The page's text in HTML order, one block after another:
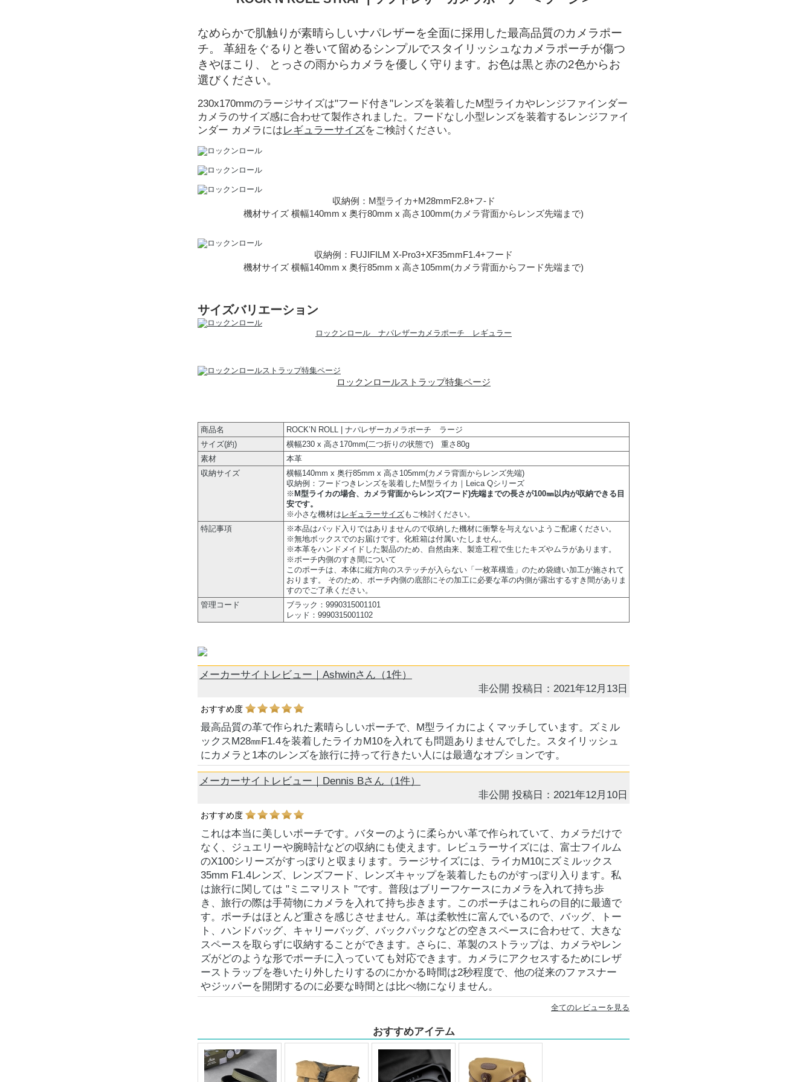
なめらかで肌触りが素晴らしいナパレザーを全面に採用した最高品質のカメラポー
チ。 革紐をぐるりと巻いて留めるシンプルでスタイリッシュなカメラポーチが傷つ
きやほこり、 とっさの雨からカメラを優しく守ります。お色は黒と赤の2色からお
選びください。
230x170mmのラージサイズは"フード付き"レンズを装着したM型ライカやレンジファインダー
カメラのサイズ感に合わせて製作されました。フードなし小型レンズを装着するレンジファイ
ンダー カメラにはレギュラーサイズをご検討ください。
収納例：M型ライカ+M28mmF2.8+フ-ド
機材サイズ 横幅140mm x 奥行80mm x 高さ100mm(カメラ背面からレンズ先端まで)
収納例：FUJIFILM X-Pro3+XF35mmF1.4+フード
機材サイズ 横幅140mm x 奥行85mm x 高さ105mm(カメラ背面からフード先端まで)
サイズバリエーション
ロックンロール ナパレザーカメラポーチ レギュラー
ロックンロールストラップ特集ページ
商品名
ROCK’N ROLL | ナパレザーカメラポーチ ラージ
サイズ(約)
横幅230 x 高さ170mm(二つ折りの状態で) 重さ80g
素材
本革
収納サイズ
横幅140mm x 奥行85mm x 高さ105mm(カメラ背面からレンズ先端)
収納例：フードつきレンズを装着したM型ライカ｜Leica Qシリーズ
※ M型ライカの場合、カメラ背面からレンズ(フード)先端までの長さが100㎜以内が収納できる目
安です。
※小さな機材は レギュラーサイズもご検討ください。
特記事項
※本品はパッド入りではありませんので収納した機材に衝撃を与えないようご配慮ください。
※無地ボックスでのお届けです。化粧箱は付属いたしません。
※本革をハンドメイドした製品のため、自然由来、製造工程で生じたキズやムラがあります。
※ポーチ内側のすき間について
このポーチは、本体に縦方向のステッチが入らない「一枚革構造」のため袋縫い加工が施されて
おります。 そのため、ポーチ内側の底部にその加工に必要な革の内側が露出するすき間がありま
すのでご了承ください。
管理コード
ブラック：9990315001101
レッド：9990315001102
メーカーサイトレビュー｜Ashwinさん（1件）
非公開 投稿日：2021年12月13日
おすすめ度
最高品質の革で作られた素晴らしいポーチで、M型ライカによくマッチしています。ズミル
ックスM28㎜F1.4を装着したライカM10を入れても問題ありませんでした。スタイリッシュ
にカメラと1本のレンズを旅行に持って行きたい人には最適なオプションです。
メーカーサイトレビュー｜Dennis Bさん（1件）
非公開 投稿日：2021年12月10日
おすすめ度
これは本当に美しいポーチです。バターのように柔らかい革で作られていて、カメラだけで
なく、ジュエリーや腕時計などの収納にも使えます。レビュラーサイズには、富士フイルム
のX100シリーズがすっぽりと収まります。ラージサイズには、ライカM10にズミルックス
35mm F1.4レンズ、レンズフード、レンズキャップを装着したものがすっぽり入ります。私
は旅行に関しては "ミニマリスト "です。普段はブリーフケースにカメラを入れて持ち歩
き、旅行の際は手荷物にカメラを入れて持ち歩きます。このポーチはこれらの目的に最適で
す。ポーチはほとんど重さを感じさせません。革は柔軟性に富んでいるので、バッグ、トー
ト、ハンドバッグ、キャリーバッグ、バックパックなどの空きスペースに合わせて、大きな
スペースを取らずに収納することができます。さらに、革製のストラップは、カメラやレン
ズがどのような形でポーチに入っていても対応できます。カメラにアクセスするためにレザ
ーストラップを巻いたり外したりするのにかかる時間は2秒程度で、他の従来のファスナー
やジッパーを開閉するのに必要な時間とは比べ物になりません。
全てのレビューを見る
おすすめアイテム